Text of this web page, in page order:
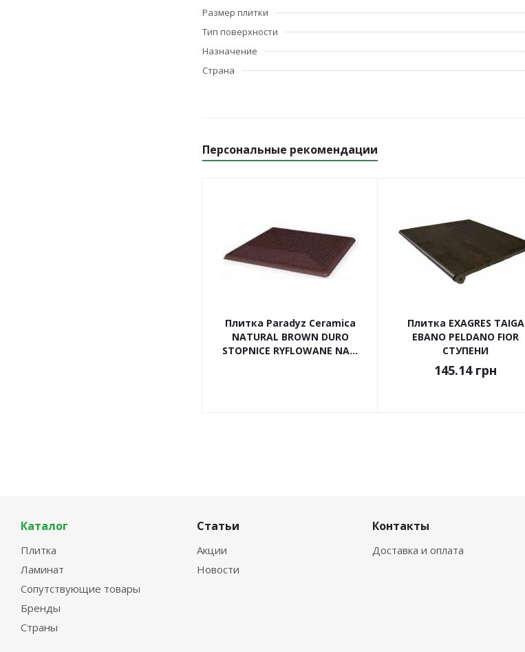
Размер плитки
Тип поверхности
Назначение
Страна
Персональные рекомендации
Плитка Paradyz Ceramica
NATURAL BROWN DURO
STOPNICE RYFLOWANE NA...
Плитка EXAGRES TAIGA
EBANO PELDANO FIOR
СТУПЕНИ
145.14грн
Каталог
Плитка
Ламинат
Сопутствующие товары
Бренды
Страны
Статьи
Акции
Новости
Контакты
Доставка и оплата